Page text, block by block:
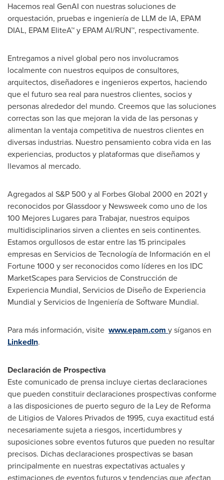
Hacemos real GenAI con nuestras soluciones de
orquestación, pruebas e ingeniería de LLM de IA, EPAM
DIAL, EPAM EliteA™ y EPAM AI/RUN™, respectivamente.
Entregamos a nivel global pero nos involucramos
localmente con nuestros equipos de consultores,
arquitectos, diseñadores e ingenieros expertos, haciendo
que el futuro sea real para nuestros clientes, socios y
personas alrededor del mundo. Creemos que las soluciones
correctas son las que mejoran la vida de las personas y
alimentan la ventaja competitiva de nuestros clientes en
diversas industrias. Nuestro pensamiento cobra vida en las
experiencias, productos y plataformas que diseñamos y
llevamos al mercado.
Agregados al S&P 500 y al Forbes Global 2000 en 2021 y
reconocidos por Glassdoor y Newsweek como uno de los
100 Mejores Lugares para Trabajar, nuestros equipos
multidisciplinarios sirven a clientes en seis continentes.
Estamos orgullosos de estar entre las 15 principales
empresas en Servicios de Tecnología de Información en el
Fortune 1000 y ser reconocidos como líderes en los IDC
MarketScapes para Servicios de Construcción de
Experiencia Mundial, Servicios de Diseño de Experiencia
Mundial y Servicios de Ingeniería de Software Mundial.
Para más información, visite www.epam.com y síganos en
LinkedIn.
Declaración de Prospectiva
Este comunicado de prensa incluye ciertas declaraciones
que pueden constituir declaraciones prospectivas conforme
a las disposiciones de puerto seguro de la Ley de Reforma
de Litigios de Valores Privados de 1995, cuya exactitud está
necesariamente sujeta a riesgos, incertidumbres y
suposiciones sobre eventos futuros que pueden no resultar
precisos. Dichas declaraciones prospectivas se basan
principalmente en nuestras expectativas actuales y